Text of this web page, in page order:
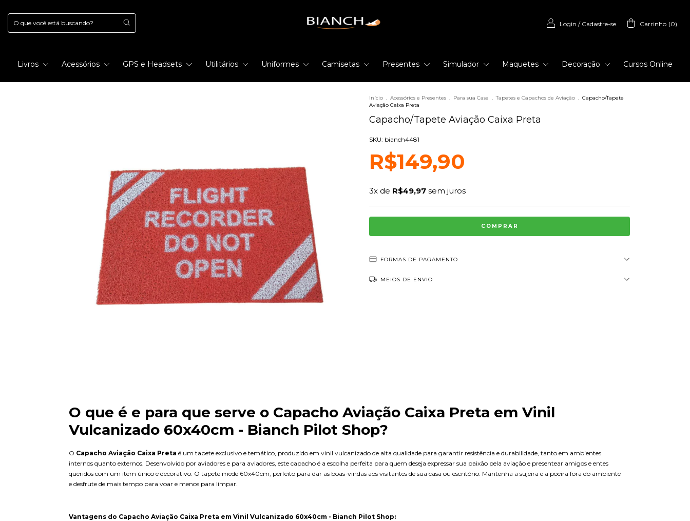
Login / Cadastre-se Carrinho (0)
Livros Acessórios GPS e Headsets Utilitários Uniformes Camisetas Presentes Simulador Maquetes Decoração Cursos Online
Início . Acessórios e Presentes . Para sua Casa . Tapetes e Capachos de Aviação . Capacho/Tapete
Aviação Caixa Preta
Capacho/Tapete Aviação Caixa Preta
SKU: bianch4481
R$149,90
3x de R$49,97 sem juros
FORMAS DE PAGAMENTO
MEIOS DE ENVIO
O que é e para que serve o Capacho Aviação Caixa Preta em Vinil
Vulcanizado 60x40cm - Bianch Pilot Shop?
O Capacho Aviação Caixa Preta é um tapete exclusivo e temático, produzido em vinil vulcanizado de alta qualidade para garantir resistência e durabilidade, tanto em ambientes
internos quanto externos. Desenvolvido por aviadores e para aviadores, este capacho é a escolha perfeita para quem deseja expressar sua paixão pela aviação e presentear amigos e entes
queridos com um item único e decorativo. O tapete mede 60x40cm, perfeito para dar as boas-vindas aos visitantes de sua casa ou escritório. Mantenha a sujeira e a poeira fora do ambiente
e desfrute de mais tempo para voar e menos para limpar.
Vantagens do Capacho Aviação Caixa Preta em Vinil Vulcanizado 60x40cm - Bianch Pilot Shop: